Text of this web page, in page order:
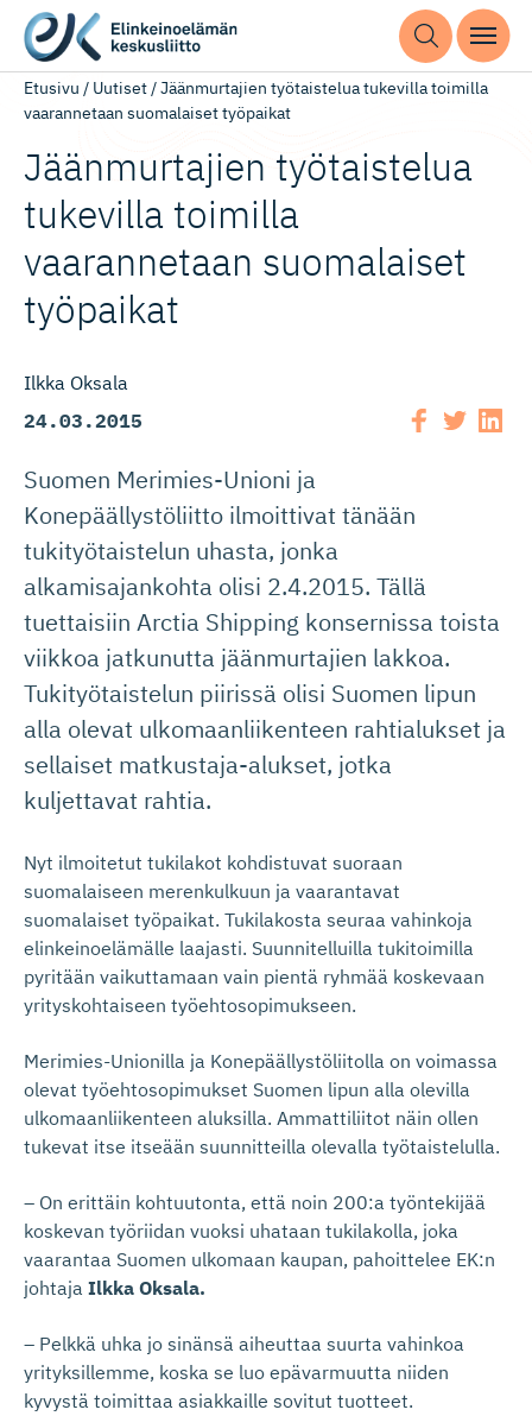
Etusivu / Uutiset/Jäänmurtajien työtaistelua tukevilla toimilla
vaarannetaan suomalaiset työpaikat
Jäänmurtajien työtaistelua
tukevilla toimilla
vaarannetaan suomalaiset
työpaikat
Ilkka Oksala
24.03.2015
Suomen Merimies-Unioni ja
Konepäällystöliitto ilmoittivat tänään
tukityötaistelun uhasta, jonka
alkamisajankohta olisi 2.4.2015. Tällä
tuettaisiin Arctia Shipping konsernissa toista
viikkoa jatkunutta jäänmurtajien lakkoa.
Tukityötaistelun piirissä olisi Suomen lipun
alla olevat ulkomaanliikenteen rahtialukset ja
sellaiset matkustaja-alukset, jotka
kuljettavat rahtia.
Nyt ilmoitetut tukilakot kohdistuvat suoraan
suomalaiseen merenkulkuun ja vaarantavat
suomalaiset työpaikat. Tukilakosta seuraa vahinkoja
elinkeinoelämälle laajasti. Suunnitelluilla tukitoimilla
pyritään vaikuttamaan vain pientä ryhmää koskevaan
yrityskohtaiseen työehtosopimukseen.
Merimies-Unionilla ja Konepäällystöliitolla on voimassa
olevat työehtosopimukset Suomen lipun alla olevilla
ulkomaanliikenteen aluksilla. Ammattiliitot näin ollen
tukevat itse itseään suunnitteilla olevalla työtaistelulla.
– On erittäin kohtuutonta, että noin 200:a työntekijää
koskevan työriidan vuoksi uhataan tukilakolla, joka
vaarantaa Suomen ulkomaan kaupan, pahoittelee EK:n
johtaja Ilkka Oksala.
– Pelkkä uhka jo sinänsä aiheuttaa suurta vahinkoa
yrityksillemme, koska se luo epävarmuutta niiden
kyvystä toimittaa asiakkaille sovitut tuotteet.